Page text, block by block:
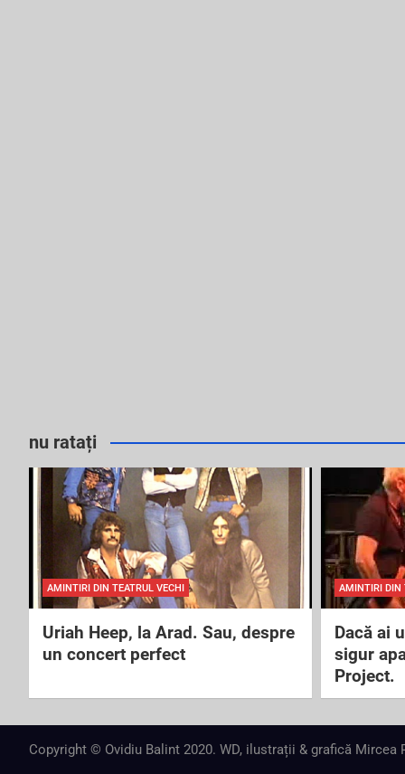
nu ratați
AMINTIRI DIN TEATRUL VECHI
Uriah Heep, la Arad. Sau, despre
un concert perfect
AMINTIRI DIN
Dacă ai
sigur
Project.
Copyright © Ovidiu Balint 2020. WD, ilustrații & grafică Mircea